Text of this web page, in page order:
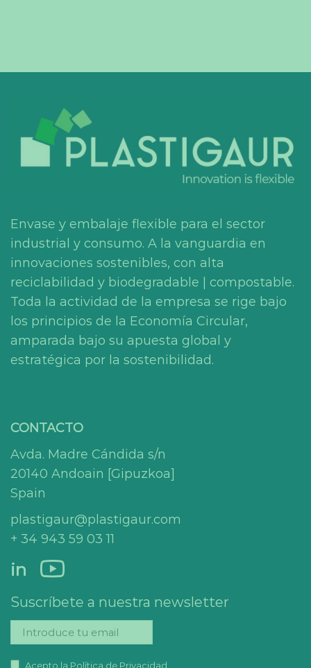
Envase y embalaje flexible para el sector
industrial y consumo. A la vanguardia en
innovaciones sostenibles, con alta
reciclabilidad y biodegradable | compostable.
Toda la actividad de la empresa se rige bajo
los principios de la Economía Circular,
amparada bajo su apuesta global y
estratégica por la sostenibilidad.
CONTACTO
Avda. Madre Cándida s/n
20140 Andoain [Gipuzkoa]
Spain
plastigaur@plastigaur.com
+ 34 943 59 03 11
in
Suscríbete a nuestra newsletter
Acepto la Política de Privacidad